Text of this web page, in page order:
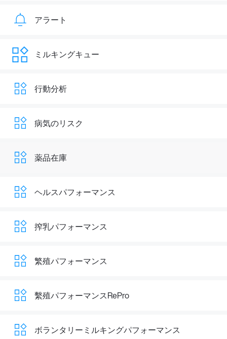
アラート
ミルキングキュー
行動分析
病気のリスク
薬品在庫
ヘルスパフォーマンス
搾乳パフォーマンス
繁殖パフォーマンス
繫殖パフォーマンスRePro
ボランタリーミルキングパフォーマンス